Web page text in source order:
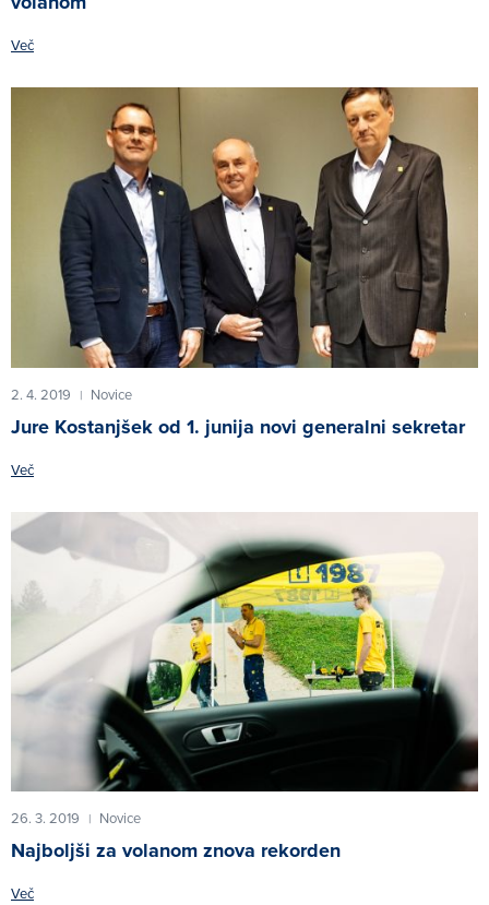
Več
2. 4. 2019 | Novice
Jure Kostanjšek od 1. junija novi generalni sekretar
Več
26. 3. 2019 | Novice
Najboljši za volanom znova rekorden
Več